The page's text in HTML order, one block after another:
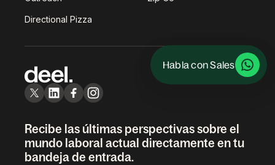
Habla con Sales
Directional Pizza
Recibe las últimas perspectivas sobre el
mundo laboral actual directamente en tu
bandeja de entrada.